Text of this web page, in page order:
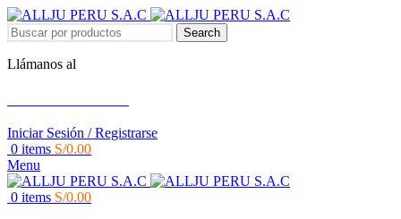
Search
Llámanos al
Iniciar Sesión / Registrarse
0 items S/0.00
Menu
0 items S/0.00